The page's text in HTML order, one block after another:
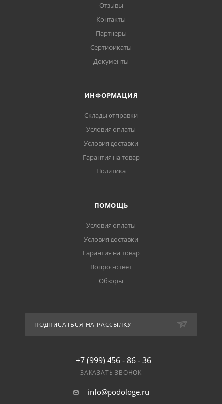
Отзывы
Контакты
Партнеры
Сертификаты
Документы
ИНФОРМАЦИЯ
Склады отправки
Условия оплаты
Условия доставки
Гарантия на товар
Политика
ПОМОЩЬ
Условия оплаты
Условия доставки
Гарантия на товар
Вопрос-ответ
Обзоры
ПОДПИСАТЬСЯ НА РАССЫЛКУ
+7 (999) 456 - 86 - 36
ЗАКАЗАТЬ ЗВОНОК
info@podologe.ru